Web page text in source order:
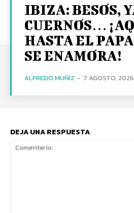
IBIZA: BESOS,
CUERNOS…
HASTA EL
SE ENAMORA!
ALFREDO MUÑIZ - 7 AGOSTO, 2026
DEJA UNA RESPUESTA